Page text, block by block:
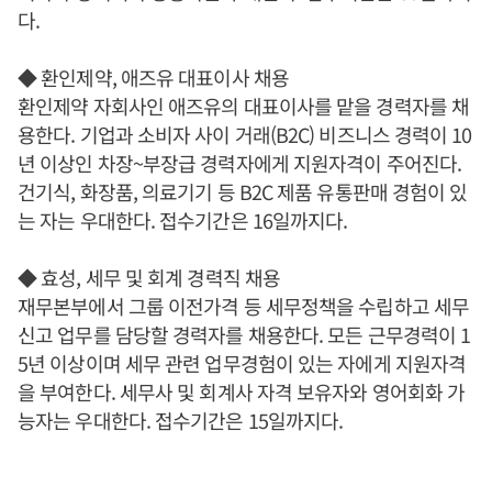
다.
◆ 환인제약, 애즈유 대표이사 채용
환인제약 자회사인 애즈유의 대표이사를 맡을 경력자를 채
용한다. 기업과 소비자 사이 거래(B2C) 비즈니스 경력이 10
년 이상인 차장~부장급 경력자에게 지원자격이 주어진다.
건기식, 화장품, 의료기기 등 B2C 제품 유통판매 경험이 있
는 자는 우대한다. 접수기간은 16일까지다.
◆ 효성, 세무 및 회계 경력직 채용
재무본부에서 그룹 이전가격 등 세무정책을 수립하고 세무
신고 업무를 담당할 경력자를 채용한다. 모든 근무경력이 1
5년 이상이며 세무 관련 업무경험이 있는 자에게 지원자격
을 부여한다. 세무사 및 회계사 자격 보유자와 영어회화 가
능자는 우대한다. 접수기간은 15일까지다.